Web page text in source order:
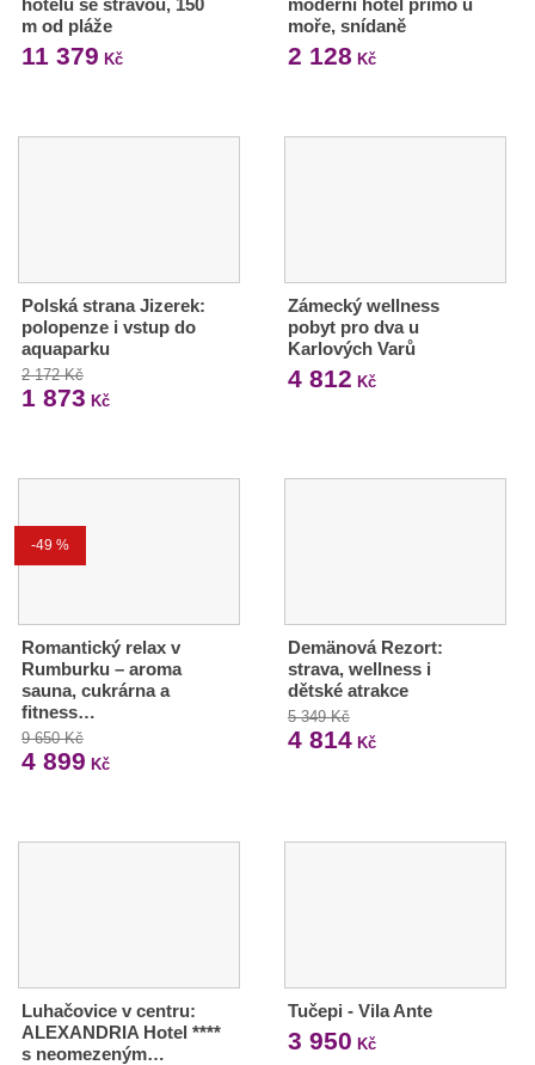
m od pláže
11 379 Kč
moře, snídaně
2 128 Kč
Polská strana Jizerek:
polopenze i vstup do
aquaparku
2 172 Kč
1 873 Kč
Zámecký wellness
pobyt pro dva u
Karlových Varů
4 812 Kč
-49 %
Romantický relax v
Rumburku – aroma
sauna, cukrárna a
fitness…
9 650 Kč
4 899 Kč
Demänová Rezort:
strava, wellness i
dětské atrakce
5 349 Kč
4 814Kč
Luhačovice v centru:
ALEXANDRIA Hotel ****
s neomezeným…
Tučepi - Vila Ante
3 950 Kč